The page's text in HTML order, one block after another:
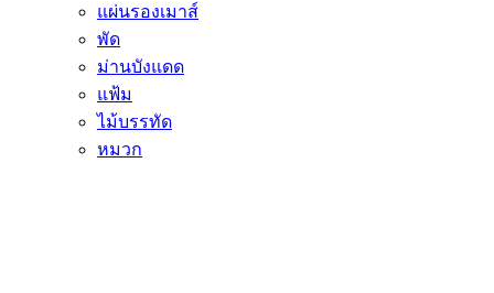
แผ่นรองเมาส์
พัด
ม่านบังแดด
แฟ้ม
ไม้บรรทัด
หมวก